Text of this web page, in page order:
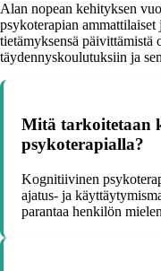
Alan nopean kehityksen
psykoterapian ammattilaiset
tietämyksensä päivittämistä
täydennyskoulutuksiin ja
Mitä tarkoitetaan
psykoterapialla?
Kognitiivinen
ajatus- ja
parantaa henkilön